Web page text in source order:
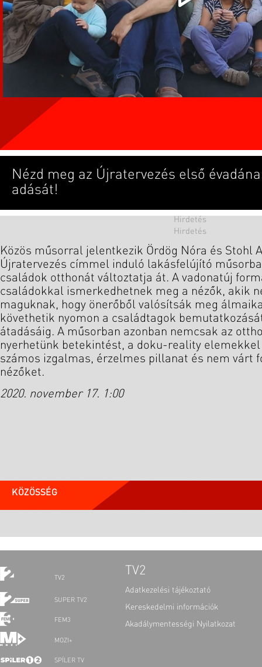
Nézd meg az Újratervezés első
adását!
Közös műsorral jelentkezik Ördög Nóra és Stohl
Újratervezés címmel induló lakásfelújító
családok otthonát változtatja át. A vadonatúj
családokkal ismerkedhetnek meg a nézők, akik
maguknak, hogy önerőből valósítsák meg
követhetik nyomon a családtagok
átadásáig. A műsorban azonban nemcsak az
nyerhetünk betekintést, a doku-reality
számos izgalmas, érzelmes pillanat és nem várt
nézőket.
2020. november 17. 1:00
KÖZÖSSÉG
TV2
SUPER TV2
FEM3
MOZI+
SPÍLER TV
TV2
Adatkezelési tájékoztató
Kereskedelmi információk
Akadálymentességi Nyilatkozat